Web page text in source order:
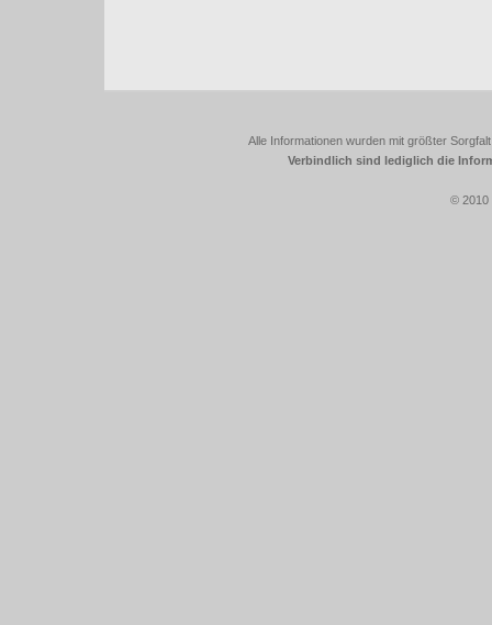
Alle Informationen wurden mit größter
Verbindlich sind lediglich die
© 2010